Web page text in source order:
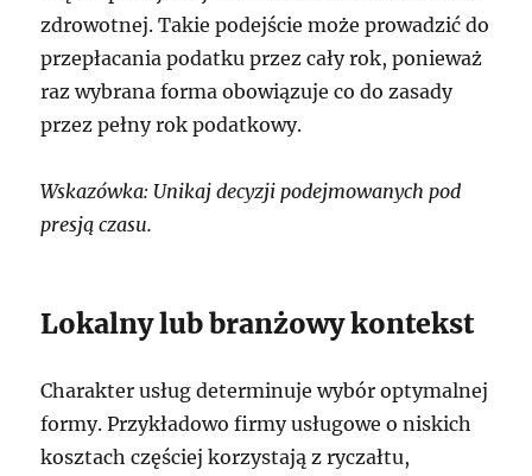
zdrowotnej. Takie podejście może prowadzić do
przepłacania podatku przez cały rok, ponieważ
raz wybrana forma obowiązuje co do zasady
przez pełny rok podatkowy.
Wskazówka: Unikaj decyzji podejmowanych pod
presją czasu.
Lokalny lub branżowy kontekst
Charakter usług determinuje wybór optymalnej
formy. Przykładowo firmy usługowe o niskich
kosztach częściej korzystają z ryczałtu,